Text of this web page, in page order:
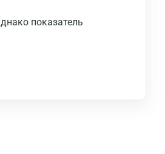
показатель